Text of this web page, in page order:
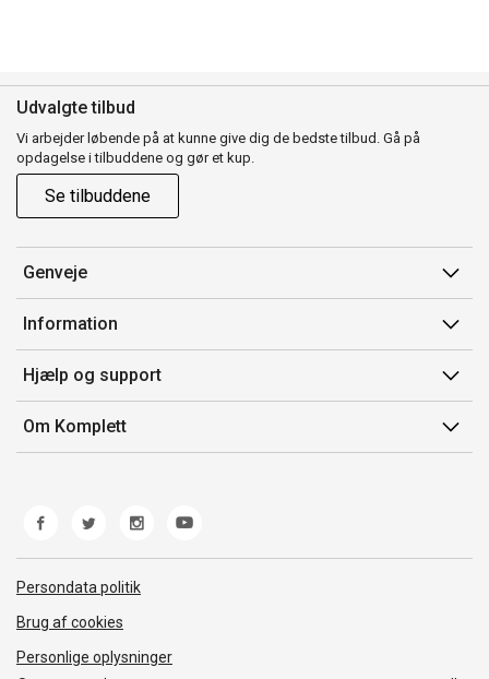
Udvalgte tilbud
Vi arbejder løbende på at kunne give dig de bedste tilbud. Gå på
opdagelse i tilbuddene og gør et kup.
Se tilbuddene
Genveje
Min side
Ordrehistorik
Gavekort
Information
Salgsbetingelser
Mærker/producent
Fortrydelsesret
Hjælp og support
Kontakt os
Kundeservice
Fejl/Mangler
Fragt og levering
Om Komplett
Persondata politik
Brug af cookies
Personlige oplysninger